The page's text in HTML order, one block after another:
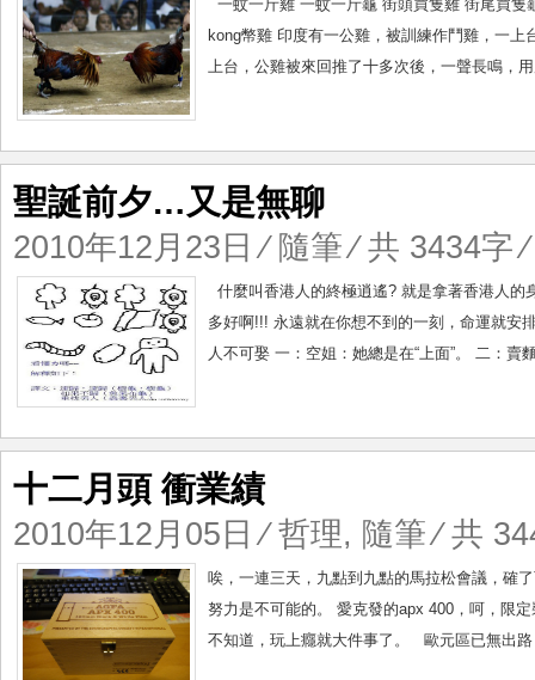
一蚊一斤雞 一蚊一斤龜 街頭買隻雞 街尾買
kong幣雞 印度有一公雞，被訓練作鬥雞，一
上台，公雞被來回推了十多次後，一聲長鳴，
聖誕前夕…又是無聊
2010年12月23日 ⁄ 隨筆⁄ 共 3434字
什麼叫香港人的終極逍遙? 就是拿著香港人
多好啊!!! 永遠就在你想不到的一刻，命運就
人不可娶 一：空姐：她總是在“上面”。 二：賣
十二月頭 衝業績
2010年12月05日 ⁄哲理, 隨筆⁄ 共
唉，一連三天，九點到九點的馬拉松會議，確
努力是不可能的。 愛克發的apx 400，呵，限
不知道，玩上癮就大件事了。 歐元區已無出